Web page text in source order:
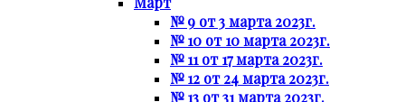
№ 9 от 3 марта 2023г.
№ 10 от 10 марта 2023г.
№ 11 от 17 марта 2023г.
№ 12 от 24 марта 2023г.
№ 13 от 31 марта 2023г.